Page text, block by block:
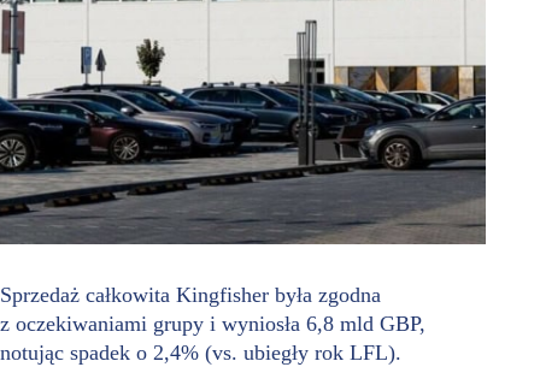
Sprzedaż całkowita Kingfisher była zgodna
z oczekiwaniami grupy i wyniosła 6,8 mld GBP,
notując spadek o 2,4% (vs. ubiegły rok LFL).